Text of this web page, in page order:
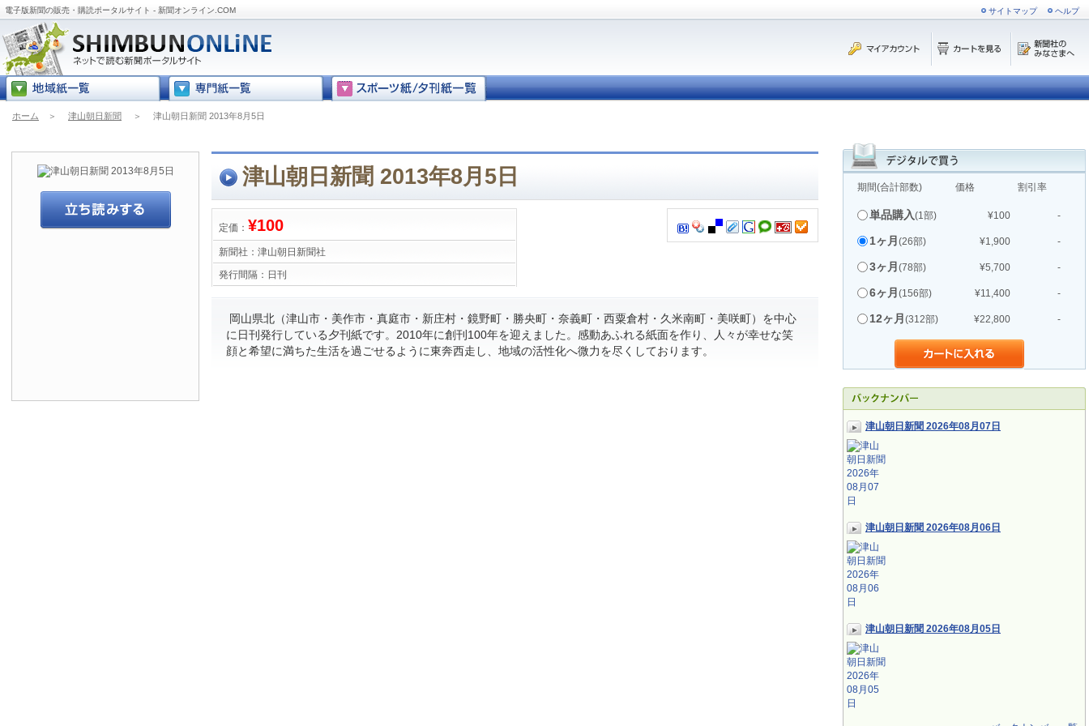
電子版新聞の販売・購読ポータルサイト - 新聞オンライン.COM サイトマップ ヘルプ
ホーム ＞ 津山朝日新聞 ＞ 津山朝日新聞 2013年8月5日
期間(合計部数) 価格 割引率
単品購入(1部) ¥100 -
1ヶ月 (26部) ¥1,900 -
3ヶ月 (78部) ¥5,700 -
6ヶ月 (156部) ¥11,400 -
12ヶ月 (312部) ¥22,800 -
津山朝日新聞 2026年08月07日
津山朝日新聞 2026年08月06日
津山朝日新聞 2026年08月05日
津山朝日新聞 2013年8月5日
定価： ¥100
新聞社： 津山朝日新聞社
発行間隔： 日刊
岡山県北（津山市・美作市・真庭市・新庄村・鏡野町・勝央町・奈義町・西粟倉村・久米南町・美咲町）を中心
に日刊発行している夕刊紙です。2010年に創刊100年を迎えました。感動あふれる紙面を作り、人々が幸せな笑
顔と希望に満ちた生活を過ごせるように東奔西走し、地域の活性化へ微力を尽くしております。